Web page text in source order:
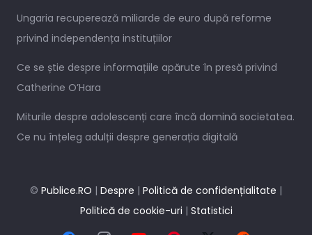
Ungaria recuperează miliarde de euro după reforme
privind independența instituțiilor
Ce se știe despre informațiile apărute în presă privind
Catherine O’Hara
Miturile despre adolescenți care încă domină societatea.
Ce nu înțeleg adulții despre generația digitală
© Publice.RO | Despre | Politică de confidențialitate |
Politică de cookie-uri | Statistici